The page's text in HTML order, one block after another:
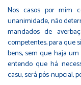
Nos casos por mim
unanimidade, não
mandados de
competentes, para que
bens, sem que haja
entendo que há
casu, será pós-nupcial,